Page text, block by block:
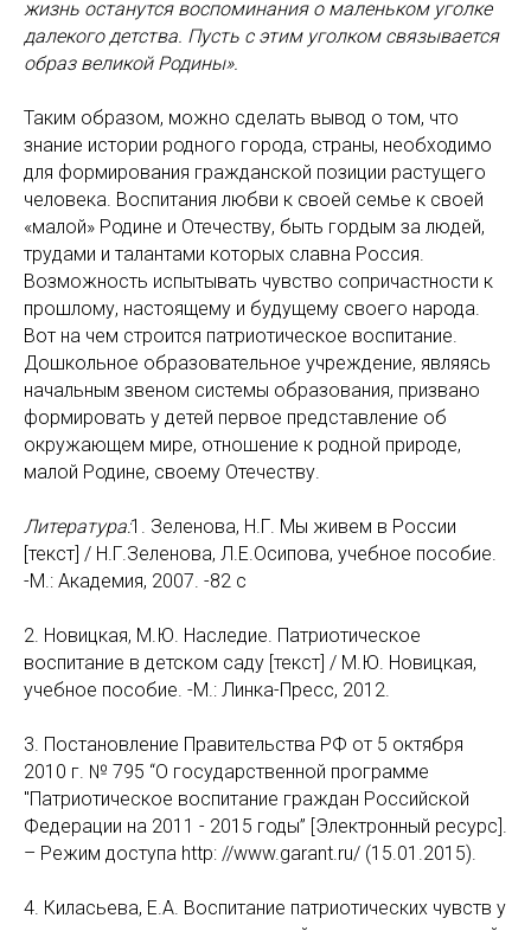
жизнь останутся воспоминания о маленьком уголке
далекого детства. Пусть с этим уголком связывается
образ великой Родины».
Таким образом, можно сделать вывод о том, что
знание истории родного города, страны, необходимо
для формирования гражданской позиции растущего
человека. Воспитания любви к своей семье к своей
«малой» Родине и Отечеству, быть гордым за людей,
трудами и талантами которых славна Россия.
Возможность испытывать чувство сопричастности к
прошлому, настоящему и будущему своего народа.
Вот на чем строится патриотическое воспитание.
Дошкольное образовательное учреждение, являясь
начальным звеном системы образования, призвано
формировать у детей первое представление об
окружающем мире, отношение к родной природе,
малой Родине, своему Отечеству.
Литература:1. Зеленова, Н.Г. Мы живем в России
[текст] / Н.Г.Зеленова, Л.Е.Осипова, учебное пособие.
-М.: Академия, 2007. -82 с
2. Новицкая, М.Ю. Наследие. Патриотическое
воспитание в детском саду [текст] / М.Ю. Новицкая,
учебное пособие. -М.: Линка-Пресс, 2012.
3. Постановление Правительства РФ от 5 октября
2010 г. № 795 “О государственной программе
"Патриотическое воспитание граждан Российской
Федерации на 2011 - 2015 годы” [Электронный ресурс].
– Режим доступа http: //www.garant.ru/ (15.01.2015).
4. Киласьева, Е.А. Воспитание патриотических чувств у